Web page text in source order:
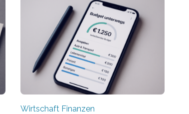
Wirtschaft Finanzen